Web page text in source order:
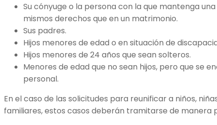
Su cónyuge o la persona con la que mantenga
mismos derechos que en un matrimonio.
Sus padres.
Hijos menores de edad o en situación de
Hijos menores de 24 años que sean solteros.
Menores de edad que no sean hijos, pero que se
personal.
En el caso de las solicitudes para reunificar a niños,
familiares, estos casos deberán tramitarse de manera